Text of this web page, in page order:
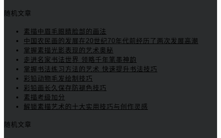
随机文章
素描中眉毛眼睛脸部的画法
中国农民画的发展在20世纪70年代前经历了两次发展高潮
掌握素描光影表现的艺术奥秘
走进名家书法世界 领略千年笔墨神韵
掌握书法练习方法的艺术 快速提升书法技巧
彩铅动物毛发绘制技巧
彩铅画长久保存防褪色技巧
素描考级加分
解锁素描艺术的十大实用技巧与创作灵感
随机文章